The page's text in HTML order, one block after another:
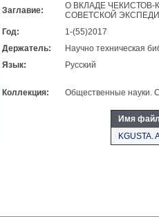
Заглавие:
О ВКЛАДЕ
СОВЕТСКОЙ
Год:
1-(55)2017
Держатель:
Научно техническая
Язык:
Русский
Коллекция: Общественные науки.
Имя
KGUSTA.